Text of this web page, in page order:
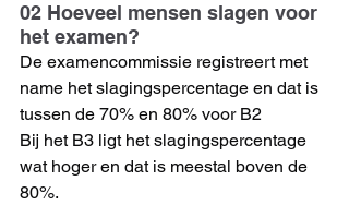
02 Hoeveel mensen slagen voor
het examen?
De examencommissie registreert met
name het slagingspercentage en dat is
tussen de 70% en 80% voor B2
Bij het B3 ligt het slagingspercentage
wat hoger en dat is meestal boven de
80%.